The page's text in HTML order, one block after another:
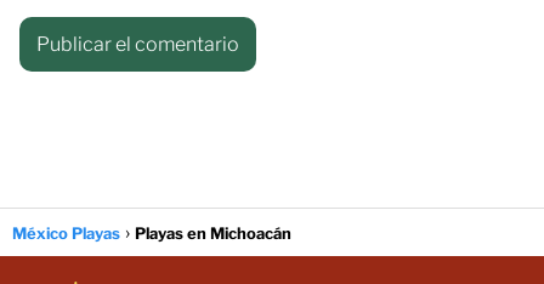
México Playas Playas en Michoacán